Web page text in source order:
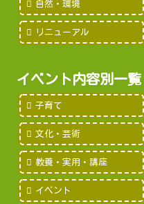
自然・環境
リニューアル
イベント内容別一覧
子育て
文化・芸術
教養・実用・講座
イベント